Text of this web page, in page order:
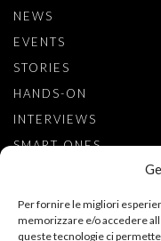
Per fornire le migliori
memorizzare e/o accedere
queste tecnologie ci
NEWS
EVENTS
STORIES
HANDS-ON
INTERVIEWS
SMART ONES
ISCRIVITI ALLA